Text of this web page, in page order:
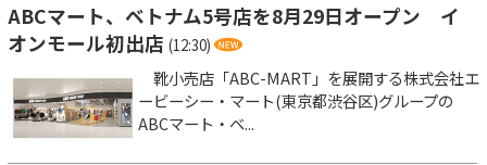
ABCマート、ベトナム5号店を8月29日オープン イ
オンモール初出店 (12:30)
靴小売店「ABC-MART」を展開する株式会社エ
ービーシー・マート(東京都渋谷区)グループの
ABCマート・ベ...